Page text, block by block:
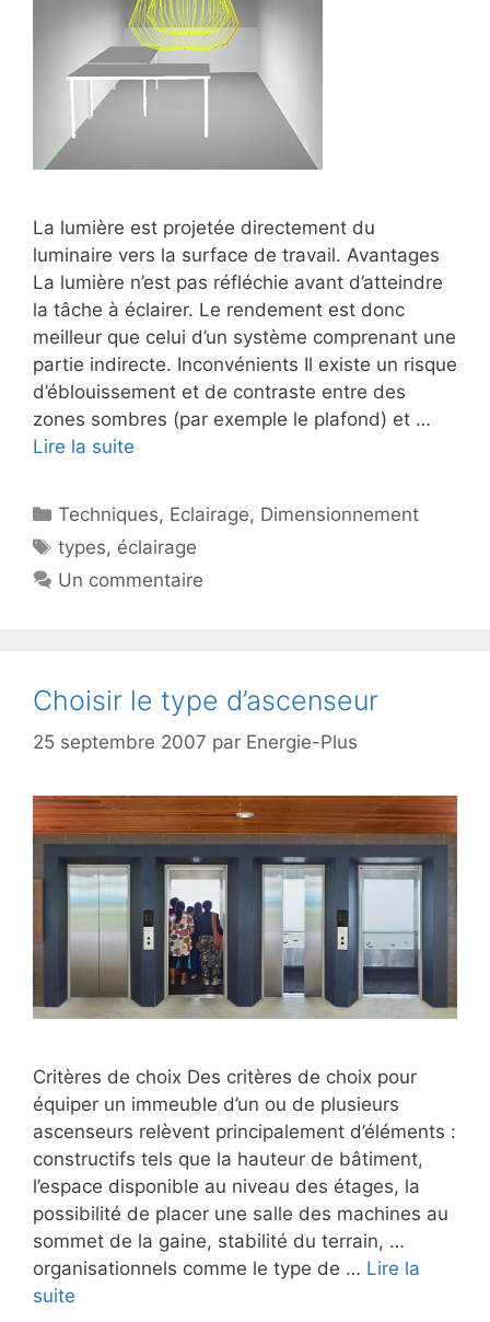
La lumière est projetée directement du
luminaire vers la surface de travail. Avantages
La lumière n’est pas réfléchie avant d’atteindre
la tâche à éclairer. Le rendement est donc
meilleur que celui d’un système comprenant une
partie indirecte. Inconvénients Il existe un risque
d’éblouissement et de contraste entre des
zones sombres (par exemple le plafond) et …
Lire la suite
Catégories
Techniques, Eclairage, Dimensionnement
Étiquettes
types, éclairage
Un commentaire
Choisir le type d’ascenseur
25 septembre 2007 par Energie-Plus
Critères de choix Des critères de choix pour
équiper un immeuble d’un ou de plusieurs
ascenseurs relèvent principalement d’éléments :
constructifs tels que la hauteur de bâtiment,
l’espace disponible au niveau des étages, la
possibilité de placer une salle des machines au
sommet de la gaine, stabilité du terrain, …
organisationnels comme le type de … Lire la
suite